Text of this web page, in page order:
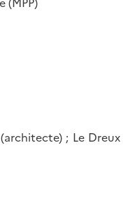
; Le